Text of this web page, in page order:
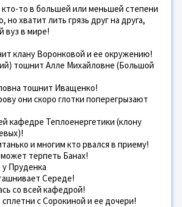
то в большей или меньшей степени
но хватит лить грязь друг на друга,
вуз в мире!
клану Воронковой и ее окружению!
тошнит Алле Михайловне (Большой
тошнит Иващенко!
они скоро глотки поперегрызают
кафедре Теплоенергетики (клону
и многим кто рвался в приему!
терпеть Банах!
у Пруденка
Середе!
со всей кафедрой!
с Сорокиной и ее дочери!